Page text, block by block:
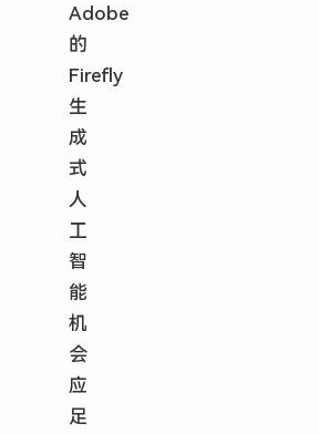
Adobe
的
Firefly
生
成
式
人
工
智
能
机
会
应
足